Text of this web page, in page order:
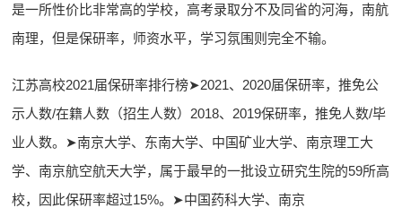
是一所性价比非常高的学校，高考录取分不及同省的河海，南航
南理，但是保研率，师资水平，学习氛围则完全不输。
江苏高校2021届保研率排行榜➤2021、2020届保研率，推免公
示人数/在籍人数（招生人数）2018、2019保研率，推免人数/毕
业人数。➤南京大学、东南大学、中国矿业大学、南京理工大
学、南京航空航天大学，属于最早的一批设立研究生院的59所高
校，因此保研率超过15%。➤中国药科大学、南京